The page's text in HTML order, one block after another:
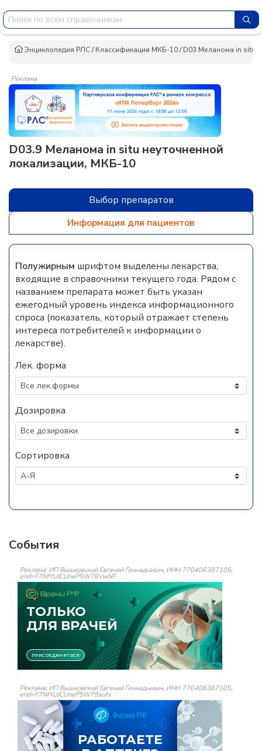
Энциклопедия РЛС/Классификация МКБ-10/D03 Меланома in situ
Реклама
D03.9 Меланома in situ неуточненной
локализации, МКБ-10
Выбор препаратов
Информация для пациентов
Полужирным шрифтом выделены лекарства,
входящие в справочники текущего года. Рядом с
названием препарата может быть указан
ежегодный уровень индекса информационного
спроса (показатель, который отражает степень
интереса потребителей к информации о
лекарстве).
Лек. форма
Дозировка
Сортировка
События
Реклама: ИП Вышковский Евгений Геннадьевич, ИНН 770406387105,
erid=F7NfYUJCUneP5W78VwNF
Реклама: ИП Вышковский Евгений Геннадьевич, ИНН 770406387105,
erid=F7NfYUJCUneP5W79xufv